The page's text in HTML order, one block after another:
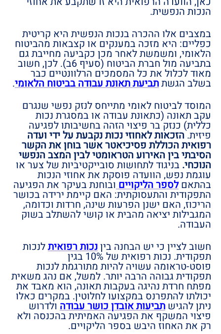
הנכות הנפשית.
במצבים אלו ההכרה בנכות הנפשית היא קריטית
כפליים: היא מזכה במענקים או קצבאות מהביטוח
הלאומי, ומשמשת לאחר מכן כקביעה מחייבת גם
בתביעה מול חברת הביטוח (סעיף 6ב). לכן, חשוב
מאוד לכלול את כל המסמכים הרלוונטיים כבר
בשלב הגשתתביעת תאונת עבודה בביטוח הלאומי.
המוסד לביטוח לאומי מתייחס לנזק נפשי שנגרם
עקב תאונה (כתאונת עבודה או במסגרת נכות
כללית) כנזק בר פיצוי הזהה בחשיבותו לפגיעה
פיזית.הזכאות לאחוזי נכות נקבעת על ידי ועדה
רפואית הכוללת פסיכיאטר אשר בוחן את הקשר
הסיבתי בין האירוע הטראומטי לבין המצב הנפשי
הנוכחי. בניגוד לתחושות סובייקטיביות של צער או
עוגמת נפש, הוועדה פוסקת את אחוזי הנכות
בהתאםלספר הליקוייםובוחנת בעיקר את הפגיעה
התפקודית והתעסוקתית: האם קיימת ירידה בכושר
הריכוז, האם ישנן הפרעות שינה, חרדות וכדומה,
המגבילות יציאה מהבית או קושי להשתלב בשוק
העבודה.
חשוב לציין כי יש הבחנה ביןנכות רפואיתלנכות
תפקודית. נכות רפואית של 10% בגין
פוסט-טראומה עשויה להיות מתורגמת לנכות
תפקודית גבוהה הרבה יותר. למשל, אם נהג משאית
מפתח חרדת נהיגה בעקבות תאונה, הוא מאבד את
יכולתו להתפרנס במקצועו לחלוטין. במקרים כאלו
ניתן להגיש תביעות אובדן כושר עבודה ולדרוש
פיצוי המשקף את הפגיעה האמיתית בהכנסה ולא
רק את האחוז היבש בספר הליקויים.